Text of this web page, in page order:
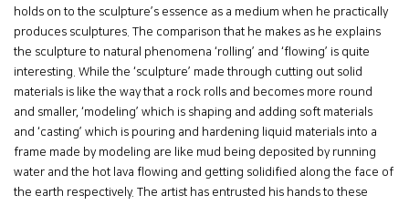
holds on to the sculpture’s essence as a medium when he practically
produces sculptures. The comparison that he makes as he explains
the sculpture to natural phenomena ‘rolling’ and ‘flowing’ is quite
interesting. While the ‘sculpture’ made through cutting out solid
materials is like the way that a rock rolls and becomes more round
and smaller, ‘modeling’ which is shaping and adding soft materials
and ‘casting’ which is pouring and hardening liquid materials into a
frame made by modeling are like mud being deposited by running
water and the hot lava flowing and getting solidified along the face of
the earth respectively. The artist has entrusted his hands to these